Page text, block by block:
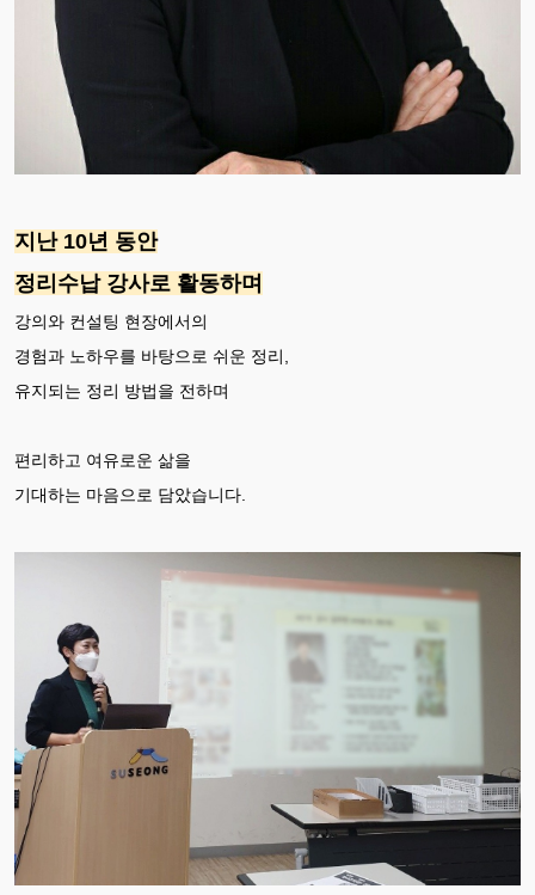
지난 10년 동안
정리수납 강사로 활동하며
강의와 컨설팅 현장에서의
경험과 노하우를 바탕으로 쉬운 정리,
유지되는 정리 방법을 전하며
편리하고 여유로운 삶을
기대하는 마음으로 담았습니다.